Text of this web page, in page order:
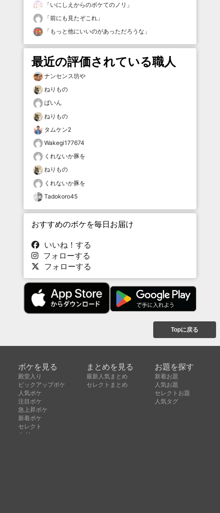
「いにしえからのボケてのノリ 」
「前にも見たぞこれ 」
「 もっと他にいいのがあっただろうな 」
最近の評価されている職人
ナンセンス坊や
ねりもの
ぱいん
ねりもの
タムケン2
Wakegi177674
くれないか豚を
ねりもの
くれないか豚を
Tadokoro45
おすすめのボケを毎日お届け
いいね！する
フォローする
フォローする
Topに戻る
ボケを見る
殿堂入り
ピックアップボケ
人気ボケ
注目ボケ
急上昇ボケ
新着ボケ
セレクト
タグ
まとめを見る
最新人気まとめ
セレクトまとめ
お題を探す
新着お題
人気お題
セレクトお題
人気タグ